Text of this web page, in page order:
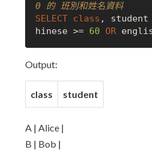
0 的 班別和姓名資料
SELECT class , student
hinese >= 60 OR
Output:
class student
A | Alice |
B | Bob |